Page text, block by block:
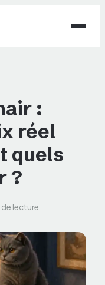
:
réel
quels
?
de lecture